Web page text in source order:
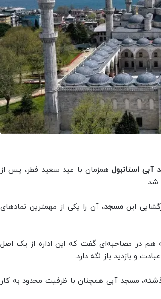
آبی استانبولهمزمان با عید سعید فطر، پس از
اینمسجد، آن را یکی از مهمترین نمادهای
هم در مصاحبه‌ای گفت که این اداره از یک اصل
و بازدید باز نگه دارد.
مسجد آبی همچنان با ظرفیت محدود به کار